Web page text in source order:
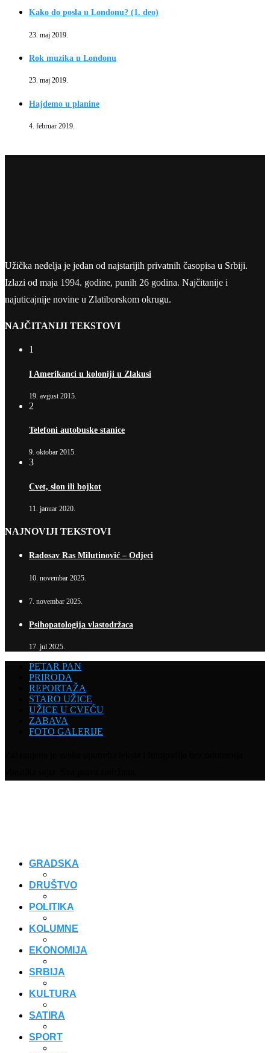
Kako do posla u Londonu? (1. deo)
23. maj 2019.
Rok muzika u Londonu
23. maj 2019.
Hajdemo u planine
4. februar 2019.
Užička nedelja je jedan od najstarijih privatnih časopisa u Srbiji.
Izlazi od maja 1994. godine, punih 26 godina. Najčitanije i
najuticajnije novine u Zlatiborskom okrugu.
NAJČITANIJI TEKSTOVI
1
I Amerikanci u koloniji u Zlakusi
19. avgust 2015.
2
Telefoni autobuske stanice
9. oktobar 2015.
3
Cvet, slon ili bojkot
11. januar 2020.
NAJNOVIJI TEKSTOVI
Radosav Ras Milutinović – Odjeci
10. novembar 2025.
7. novembar 2025.
Psihopatologija vlastodržaca
17. jul 2025.
PETAR PAN
PRIRODA
REPORTAŽA
STARO UŽICE
UŽICE U CVEĆU
ZABAVA
FOTO GALERIJE
GRADSKA
DRUŠTVO
POLITIKA
KOLUMNE
EKONOMIJA
SRBIJA
KULTURA
SATIRA
SPORT